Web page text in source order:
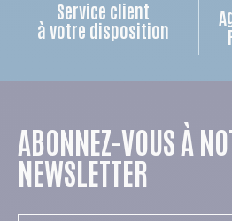
Service client
à votre disposition
ABONNEZ-VOUS À
NEWSLETTER